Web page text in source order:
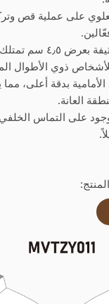
على عملية قص
٥. مادة حزام الظهر
ذوي الأطوال
بدقة أعلى،
العانة.
على التماس